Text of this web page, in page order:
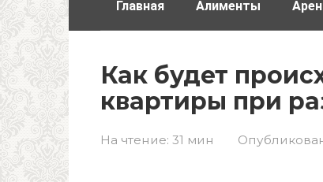
Главная Алименты
Как будет
квартиры при
На чтение: 31 мин